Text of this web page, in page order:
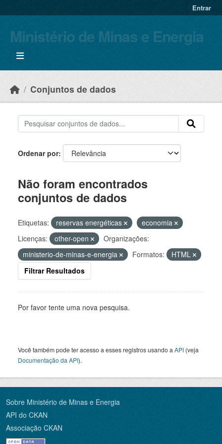
Entrar
Ministério de Minas e Energia
Conjuntos de dados
Ordenar por
Não foram encontrados
conjuntos de dados
Etiquetas: reservas energéticas
economia
Licenças:
other-open
Organizações:
ministerio-de-minas-e-energia
Formatos:
HTML
Filtrar Resultados
Por favor tente uma nova pesquisa.
Você também pode ter acesso a esses registros usando a API (veja
Documentação da API).
Sobre Ministério de Minas e Energia
API do CKAN
Associação CKAN